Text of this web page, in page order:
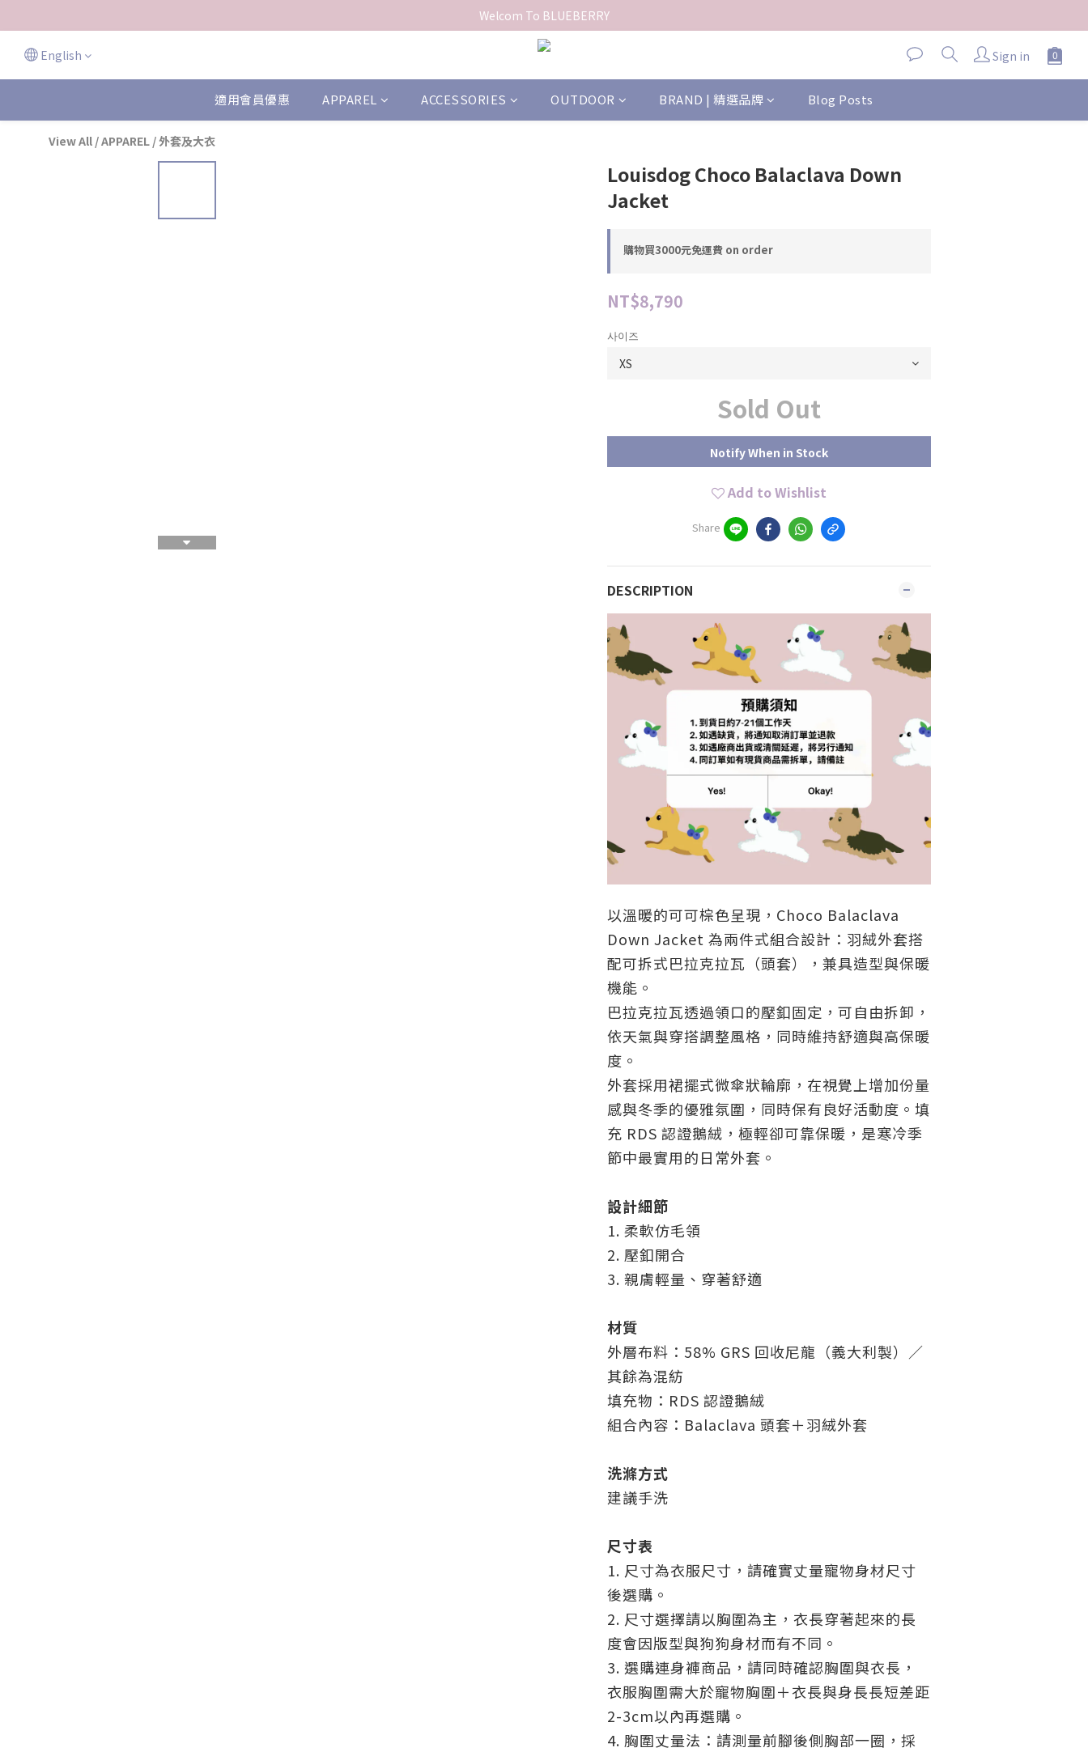
Welcom To BLUEBERRY
English Sign in
適用會員優惠 APPAREL ACCESSORIES OUTDOOR BRAND | 精選品牌 Blog Posts
View All /APPAREL / 外套及大衣
Louisdog Choco Balaclava Down
Jacket
購物買3000元免運費 on order
NT$8,790
사이즈
Sold Out
Notify When in Stock
Add to Wishlist
Share
DESCRIPTION
以溫暖的可可棕色呈現，Choco Balaclava
Down Jacket 為兩件式組合設計：羽絨外套搭
配可拆式巴拉克拉瓦（頭套），兼具造型與保暖
機能。
巴拉克拉瓦透過領口的壓釦固定，可自由拆卸，
依天氣與穿搭調整風格，同時維持舒適與高保暖
度。
外套採用裙擺式微傘狀輪廓，在視覺上增加份量
感與冬季的優雅氛圍，同時保有良好活動度。填
充 RDS 認證鵝絨，極輕卻可靠保暖，是寒冷季
節中最實用的日常外套。
設計細節
1. 柔軟仿毛領
2. 壓釦開合
3. 親膚輕量、穿著舒適
材質
外層布料：58% GRS 回收尼龍（義大利製）／
其餘為混紡
填充物：RDS 認證鵝絨
組合內容：Balaclava 頭套＋羽絨外套
洗滌方式
建議手洗
尺寸表
1. 尺寸為衣服尺寸，請確實丈量寵物身材尺寸
後選購。
2. 尺寸選擇請以胸圍為主，衣長穿著起來的長
度會因版型與狗狗身材而有不同。
3. 選購連身褲商品，請同時確認胸圍與衣長，
衣服胸圍需大於寵物胸圍＋衣長與身長長短差距
2-3cm以內再選購。
4. 胸圍丈量法：請測量前腳後側胸部一圈，採